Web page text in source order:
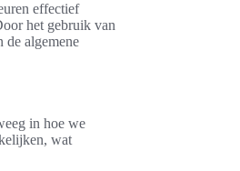
effectief
het gebruik van
de algemene
in hoe we
wat